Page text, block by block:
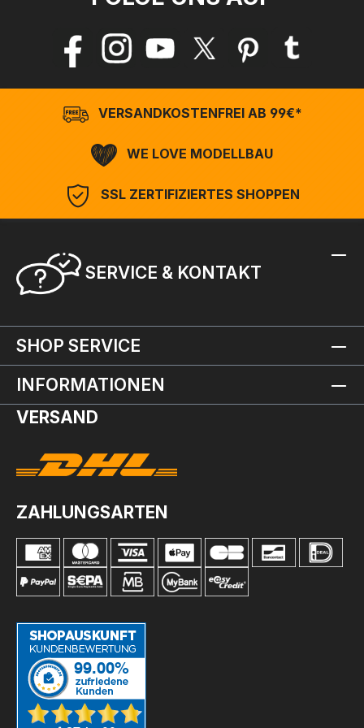
VERSANDKOSTENFREI AB 99€*
WE LOVE MODELLBAU
SSL ZERTIFIZIERTES SHOPPEN
SERVICE & KONTAKT
SHOP SERVICE
INFORMATIONEN
VERSAND
ZAHLUNGSARTEN